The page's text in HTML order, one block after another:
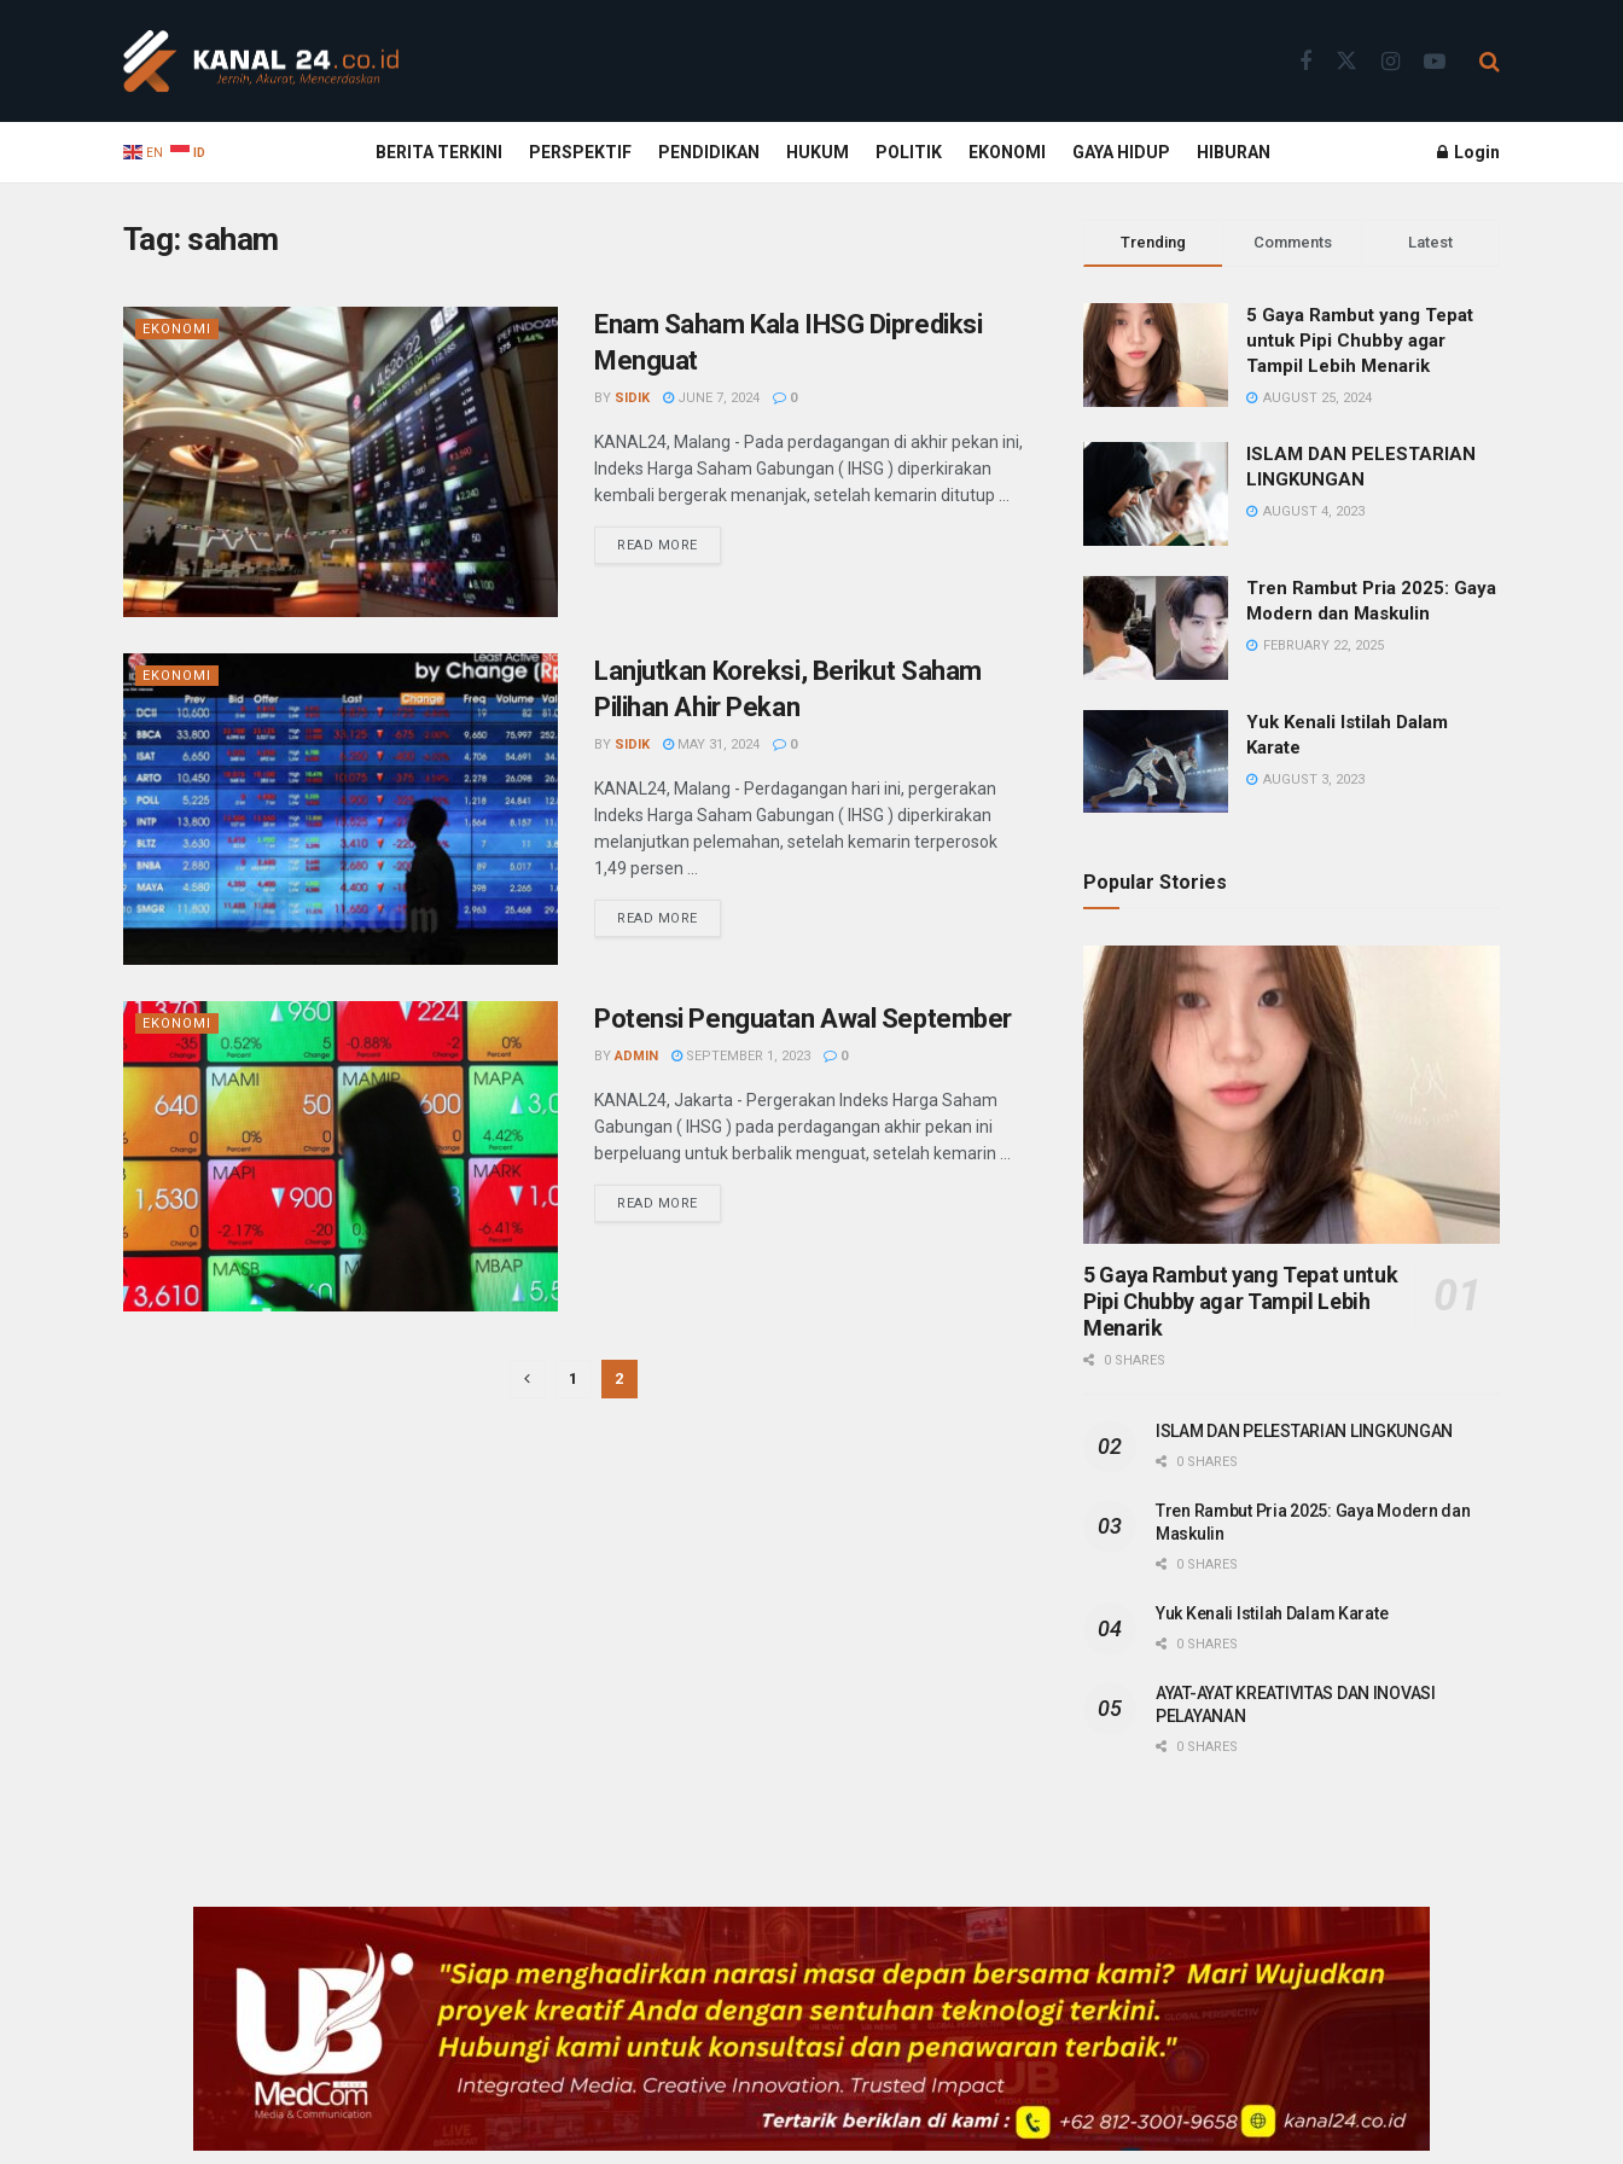
EN ID BERITA TERKINI PERSPEKTIF PENDIDIKAN HUKUM POLITIK EKONOMI GAYA HIDUP HIBURAN Login
Tag: saham
EKONOMI
Enam Saham Kala IHSG Diprediksi
Menguat
BY SIDIK JUNE 7, 2024 0
KANAL24, Malang - Pada perdagangan di akhir pekan ini,
Indeks Harga Saham Gabungan ( IHSG ) diperkirakan
kembali bergerak menanjak, setelah kemarin ditutup ...
READ MORE
EKONOMI
Lanjutkan Koreksi, Berikut Saham
Pilihan Ahir Pekan
BY SIDIK MAY 31, 2024 0
KANAL24, Malang - Perdagangan hari ini, pergerakan
Indeks Harga Saham Gabungan ( IHSG ) diperkirakan
melanjutkan pelemahan, setelah kemarin terperosok
1,49 persen ...
READ MORE
EKONOMI Potensi Penguatan Awal September
BY ADMIN SEPTEMBER 1, 2023 0
KANAL24, Jakarta - Pergerakan Indeks Harga Saham
Gabungan ( IHSG ) pada perdagangan akhir pekan ini
berpeluang untuk berbalik menguat, setelah kemarin ...
READ MORE
1 2
Trending Comments Latest
5 Gaya Rambut yang Tepat
untuk Pipi Chubby agar
Tampil Lebih Menarik
AUGUST 25, 2024
ISLAM DAN PELESTARIAN
LINGKUNGAN
AUGUST 4, 2023
Tren Rambut Pria 2025: Gaya
Modern dan Maskulin
FEBRUARY 22, 2025
Yuk Kenali Istilah Dalam
Karate
AUGUST 3, 2023
Popular Stories
5 Gaya Rambut yang Tepat untuk
Pipi Chubby agar Tampil Lebih
Menarik
0 SHARES
ISLAM DAN PELESTARIAN LINGKUNGAN
0 SHARES
Tren Rambut Pria 2025: Gaya Modern dan
Maskulin
0 SHARES
Yuk Kenali Istilah Dalam Karate
0 SHARES
AYAT-AYAT KREATIVITAS DAN INOVASI
PELAYANAN
0 SHARES